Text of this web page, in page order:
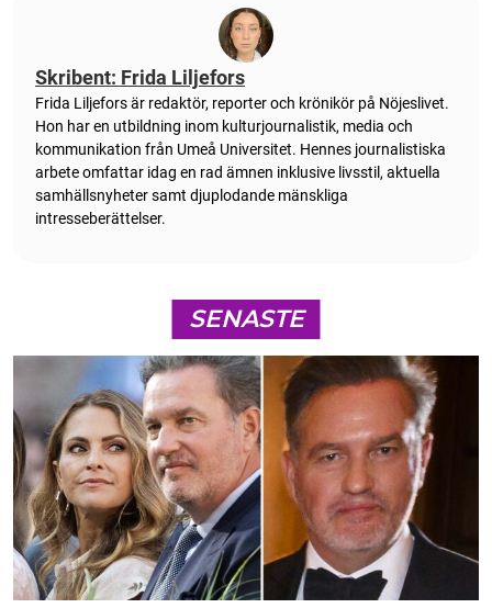
Skribent: Frida Liljefors
Frida Liljefors är redaktör, reporter och krönikör på Nöjeslivet.
Hon har en utbildning inom kulturjournalistik, media och
kommunikation från Umeå Universitet. Hennes journalistiska
arbete omfattar idag en rad ämnen inklusive livsstil, aktuella
samhällsnyheter samt djuplodande mänskliga
intresseberättelser.
SENASTE